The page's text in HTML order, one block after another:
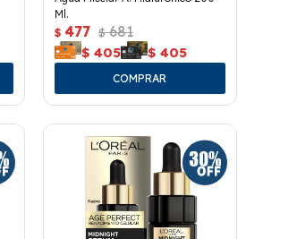
Ml.
$ 477 $ 681
$ 405 $ 405